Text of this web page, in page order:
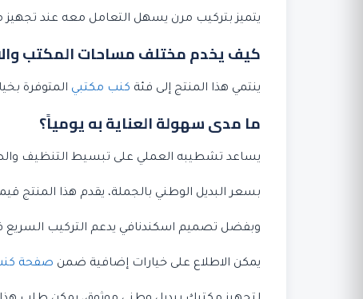
يتميز بتركيب مرن يسهل التعامل معه عند تجهيز
كيف يخدم مختلف مساحات المكتب
ينتمي هذا المنتج إلى فئة كنب مكتبي المتوفرة
ما مدى سهولة العناية به يومياً؟
يساعد تشطيبه العملي على تبسيط التنظيف
بسعر البديل الوطني بالجملة، يقدم هذا المنتج
وبفضل تصميم اسكندنافي يدعم التركيب السريع في المكاتب،
يمكن الاطلاع على خيارات إضافية ضمن صفحة